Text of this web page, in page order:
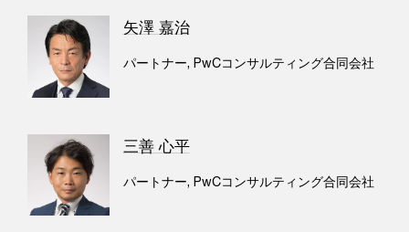
矢澤 嘉治
パートナー, PwCコンサルティング合同会社
三善 心平
パートナー, PwCコンサルティング合同会社